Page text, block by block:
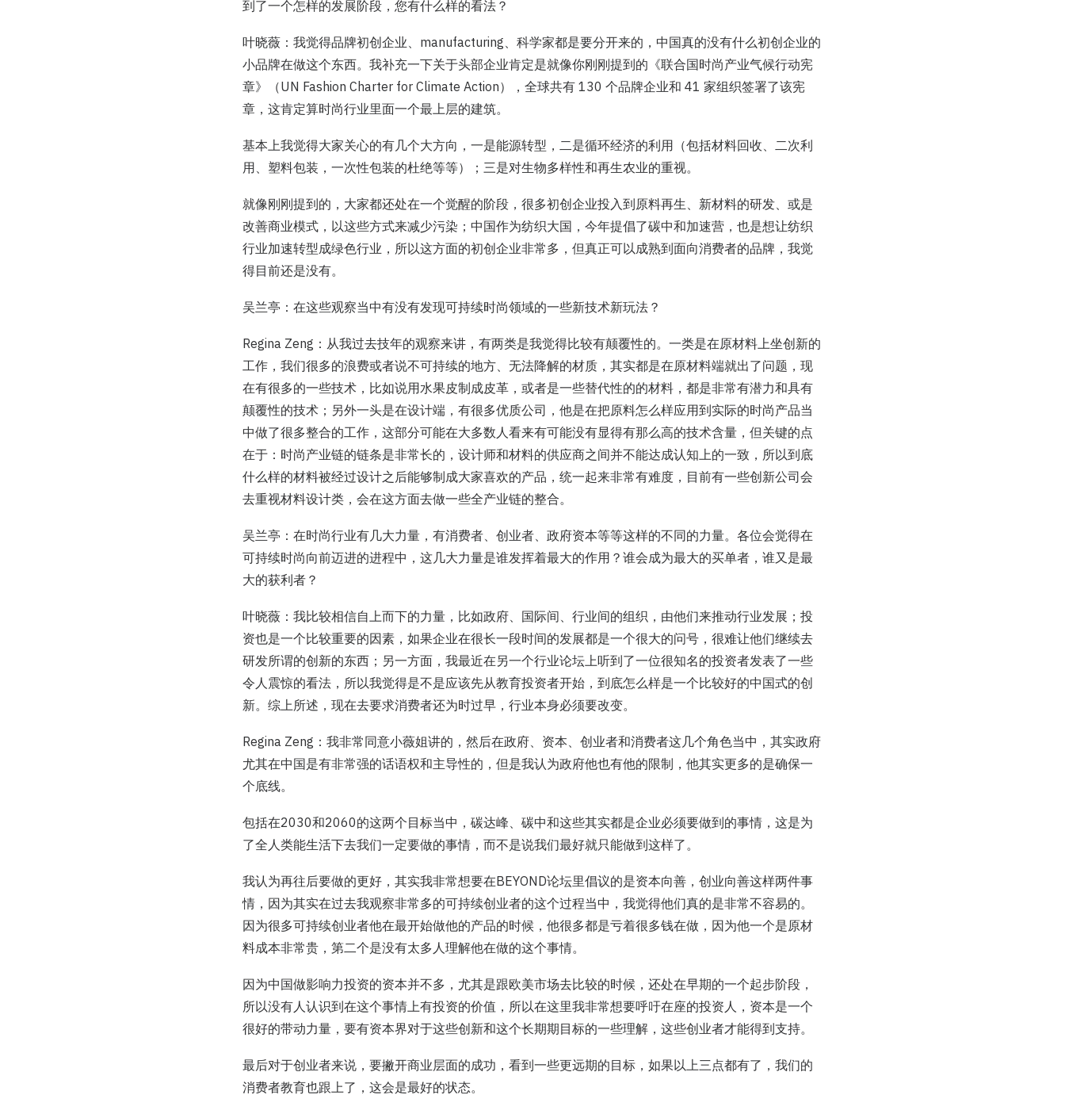
到了一个怎样的发展阶段，您有什么样的看法？
叶晓薇：我觉得品牌初创企业、manufacturing、科学家都是要分开来的，中国真的没有什么初创企业的
小品牌在做这个东西。我补充一下关于头部企业肯定是就像你刚刚提到的《联合国时尚产业气候行动宪
章》（UN Fashion Charter for Climate Action），全球共有 130 个品牌企业和 41 家组织签署了该宪
章，这肯定算时尚行业里面一个最上层的建筑。
基本上我觉得大家关心的有几个大方向，一是能源转型，二是循环经济的利用（包括材料回收、二次利
用、塑料包装，一次性包装的杜绝等等）；三是对生物多样性和再生农业的重视。
就像刚刚提到的，大家都还处在一个觉醒的阶段，很多初创企业投入到原料再生、新材料的研发、或是
改善商业模式，以这些方式来减少污染；中国作为纺织大国，今年提倡了碳中和加速营，也是想让纺织
行业加速转型成绿色行业，所以这方面的初创企业非常多，但真正可以成熟到面向消费者的品牌，我觉
得目前还是没有。
吴兰亭：在这些观察当中有没有发现可持续时尚领域的一些新技术新玩法？
Regina Zeng：从我过去技年的观察来讲，有两类是我觉得比较有颠覆性的。一类是在原材料上坐创新的
工作，我们很多的浪费或者说不可持续的地方、无法降解的材质，其实都是在原材料端就出了问题，现
在有很多的一些技术，比如说用水果皮制成皮革，或者是一些替代性的的材料，都是非常有潜力和具有
颠覆性的技术；另外一头是在设计端，有很多优质公司，他是在把原料怎么样应用到实际的时尚产品当
中做了很多整合的工作，这部分可能在大多数人看来有可能没有显得有那么高的技术含量，但关键的点
在于：时尚产业链的链条是非常长的，设计师和材料的供应商之间并不能达成认知上的一致，所以到底
什么样的材料被经过设计之后能够制成大家喜欢的产品，统一起来非常有难度，目前有一些创新公司会
去重视材料设计类，会在这方面去做一些全产业链的整合。
吴兰亭：在时尚行业有几大力量，有消费者、创业者、政府资本等等这样的不同的力量。各位会觉得在
可持续时尚向前迈进的进程中，这几大力量是谁发挥着最大的作用？谁会成为最大的买单者，谁又是最
大的获利者？
叶晓薇：我比较相信自上而下的力量，比如政府、国际间、行业间的组织，由他们来推动行业发展；投
资也是一个比较重要的因素，如果企业在很长一段时间的发展都是一个很大的问号，很难让他们继续去
研发所谓的创新的东西；另一方面，我最近在另一个行业论坛上听到了一位很知名的投资者发表了一些
令人震惊的看法，所以我觉得是不是应该先从教育投资者开始，到底怎么样是一个比较好的中国式的创
新。综上所述，现在去要求消费者还为时过早，行业本身必须要改变。
Regina Zeng：我非常同意小薇姐讲的，然后在政府、资本、创业者和消费者这几个角色当中，其实政府
尤其在中国是有非常强的话语权和主导性的，但是我认为政府他也有他的限制，他其实更多的是确保一
个底线。
包括在2030和2060的这两个目标当中，碳达峰、碳中和这些其实都是企业必须要做到的事情，这是为
了全人类能生活下去我们一定要做的事情，而不是说我们最好就只能做到这样了。
我认为再往后要做的更好，其实我非常想要在BEYOND论坛里倡议的是资本向善，创业向善这样两件事
情，因为其实在过去我观察非常多的可持续创业者的这个过程当中，我觉得他们真的是非常不容易的。
因为很多可持续创业者他在最开始做他的产品的时候，他很多都是亏着很多钱在做，因为他一个是原材
料成本非常贵，第二个是没有太多人理解他在做的这个事情。
因为中国做影响力投资的资本并不多，尤其是跟欧美市场去比较的时候，还处在早期的一个起步阶段，
所以没有人认识到在这个事情上有投资的价值，所以在这里我非常想要呼吁在座的投资人，资本是一个
很好的带动力量，要有资本界对于这些创新和这个长期期目标的一些理解，这些创业者才能得到支持。
最后对于创业者来说，要撇开商业层面的成功，看到一些更远期的目标，如果以上三点都有了，我们的
消费者教育也跟上了，这会是最好的状态。